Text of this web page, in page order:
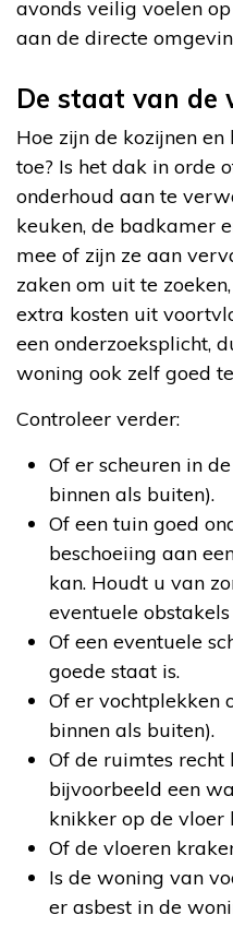
avonds veilig voelen
aan de directe
De staat van de
Hoe zijn de kozijnen
toe? Is het dak in orde
onderhoud aan te
keuken, de badkamer
mee of zijn ze aan
zaken om uit te
extra kosten uit
een onderzoeksplicht,
woning ook zelf goed
Controleer verder:
Of er scheuren in
binnen als buiten).
Of een tuin goed
beschoeiing aan
kan. Houdt u van
eventuele
Of een eventuele
goede staat is.
Of er vochtplekken
binnen als buiten).
Of de ruimtes recht
bijvoorbeeld een
knikker op de vloer
Of de vloeren
Is de woning van
er asbest in de